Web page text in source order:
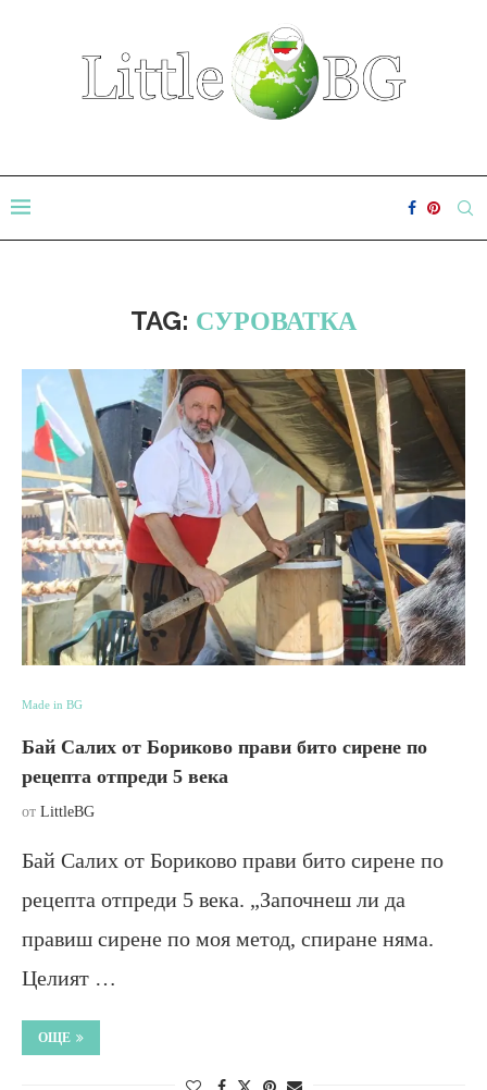
TAG: СУРОВАТКА
Made in BG
Бай Салих от Бориково прави бито сирене по
рецепта отпреди 5 века
от LittleBG
Бай Салих от Бориково прави бито сирене по
рецепта отпреди 5 века. „Започнеш ли да
правиш сирене по моя метод, спиране няма.
Целият …
ОЩЕ